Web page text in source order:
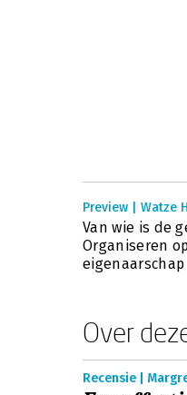
Preview | Watze
Van wie is de
Organiseren
eigenaarschap
Over
Recensie |